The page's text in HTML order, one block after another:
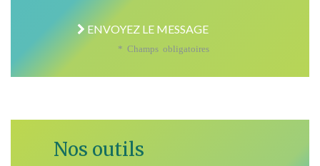
ENVOYEZ LE MESSAGE
* Champs obligatoires
Nos outils